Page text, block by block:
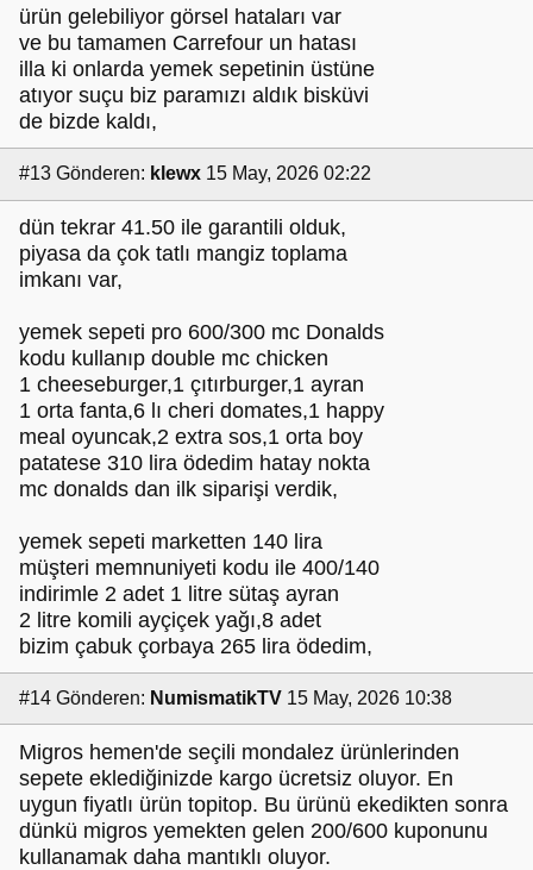
ürün gelebiliyor görsel hataları var
ve bu tamamen Carrefour un hatası
illa ki onlarda yemek sepetinin üstüne
atıyor suçu biz paramızı aldık bisküvi
de bizde kaldı,
#13 Gönderen: klewx 15 May, 2026 02:22
dün tekrar 41.50 ile garantili olduk,
piyasa da çok tatlı mangiz toplama
imkanı var,
yemek sepeti pro 600/300 mc Donalds
kodu kullanıp double mc chicken
1 cheeseburger,1 çıtırburger,1 ayran
1 orta fanta,6 lı cheri domates,1 happy
meal oyuncak,2 extra sos,1 orta boy
patatese 310 lira ödedim hatay nokta
mc donalds dan ilk siparişi verdik,
yemek sepeti marketten 140 lira
müşteri memnuniyeti kodu ile 400/140
indirimle 2 adet 1 litre sütaş ayran
2 litre komili ayçiçek yağı,8 adet
bizim çabuk çorbaya 265 lira ödedim,
#14 Gönderen: NumismatikTV 15 May, 2026 10:38
Migros hemen'de seçili mondalez ürünlerinden
sepete eklediğinizde kargo ücretsiz oluyor. En
uygun fiyatlı ürün topitop. Bu ürünü ekedikten sonra
dünkü migros yemekten gelen 200/600 kuponunu
kullanamak daha mantıklı oluyor.